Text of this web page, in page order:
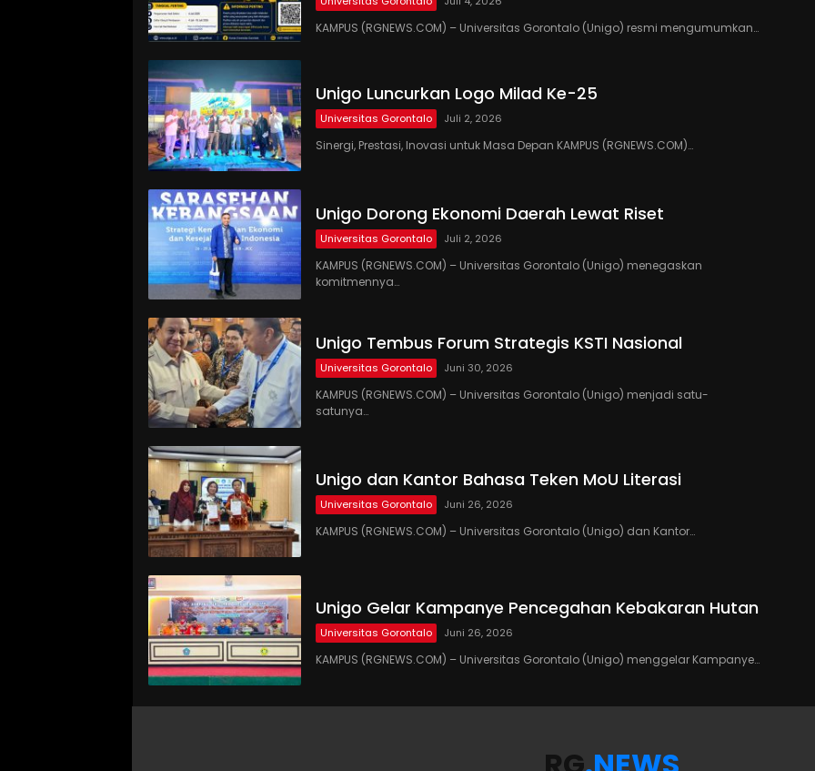
KAMPUS (RGNEWS.COM) – Universitas Gorontalo (Unigo) resmi mengumumkan…
Unigo Luncurkan Logo Milad Ke-25
Universitas Gorontalo Juli 2, 2026
Sinergi, Prestasi, Inovasi untuk Masa Depan KAMPUS (RGNEWS.COM)…
Unigo Dorong Ekonomi Daerah Lewat Riset
Universitas Gorontalo Juli 2, 2026
KAMPUS (RGNEWS.COM) – Universitas Gorontalo (Unigo) menegaskan
komitmennya…
Unigo Tembus Forum Strategis KSTI Nasional
Universitas Gorontalo Juni 30, 2026
KAMPUS (RGNEWS.COM) – Universitas Gorontalo (Unigo) menjadi satu-
satunya…
Unigo dan Kantor Bahasa Teken MoU Literasi
Universitas Gorontalo Juni 26, 2026
KAMPUS (RGNEWS.COM) – Universitas Gorontalo (Unigo) dan Kantor…
Unigo Gelar Kampanye Pencegahan Kebakaran Hutan
Universitas Gorontalo Juni 26, 2026
KAMPUS (RGNEWS.COM) – Universitas Gorontalo (Unigo) menggelar Kampanye…